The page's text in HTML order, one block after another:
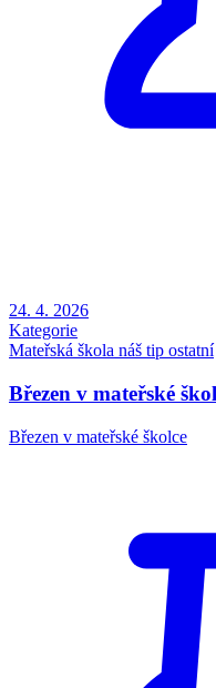
24. 4. 2026
Kategorie
Mateřská škola náš tip ostatní
Březen v mateřské
Březen v mateřské školce